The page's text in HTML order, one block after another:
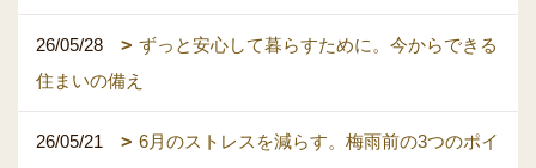
26/05/28
ずっと安心して暮らすために。今からできる
住まいの備え
26/05/21
6月のストレスを減らす。梅雨前の3つのポイ